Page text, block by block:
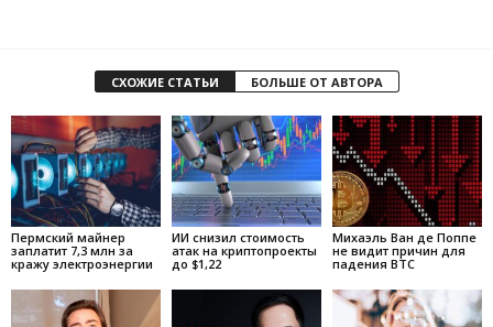
СХОЖИЕ СТАТЬИ БОЛЬШЕ ОТ АВТОРА
Пермский майнер
заплатит 7,3 млн за
кражу электроэнергии
ИИ снизил стоимость
атак на криптопроекты
до $1,22
Михаэль Ван де Поппе
не видит причин для
падения BTC